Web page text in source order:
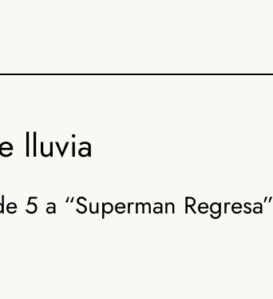
lluvia
5 a “Superman Regresa”